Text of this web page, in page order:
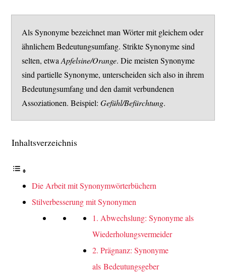
Als Synonyme bezeichnet man Wörter mit gleichem oder
ähnlichem Bedeutungsumfang. Strikte Synonyme sind
selten, etwaApfelsine/Orange. Die meisten Synonyme
sind partielle Synonyme, unterscheiden sich also in ihrem
Bedeutungsumfang und den damit verbundenen
Assoziationen. Beispiel:Gefühl/Befürchtung.
Inhaltsverzeichnis
Die Arbeit mit Synonymwörterbüchern
Stilverbesserung mit Synonymen
1. Abwechslung: Synonyme als
Wiederholungsvermeider
2. Prägnanz: Synonyme
als Bedeutungsgeber